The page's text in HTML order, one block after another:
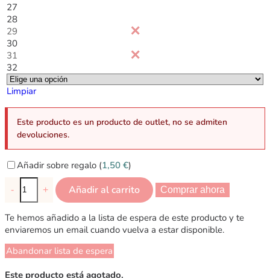
27
28
29
30
31
32
Limpiar
Este producto es un producto de outlet, no se admiten
devoluciones.
Añadir sobre regalo (1,50 €)
- + Añadir al carrito Comprar ahora
Te hemos añadido a la lista de espera de este producto y te
enviaremos un email cuando vuelva a estar disponible.
Abandonar lista de espera
Este producto está agotado.